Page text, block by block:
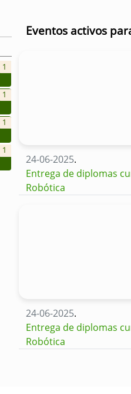
1
1
1
1
Eventos activos
24-06-2025.
Entrega de diplomas
Robótica
24-06-2025.
Entrega de diplomas
Robótica